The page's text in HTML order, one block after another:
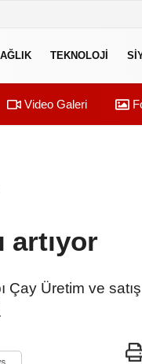
TEKNOLOJI
Video Galeri
artıyor
Çay Üretim ve